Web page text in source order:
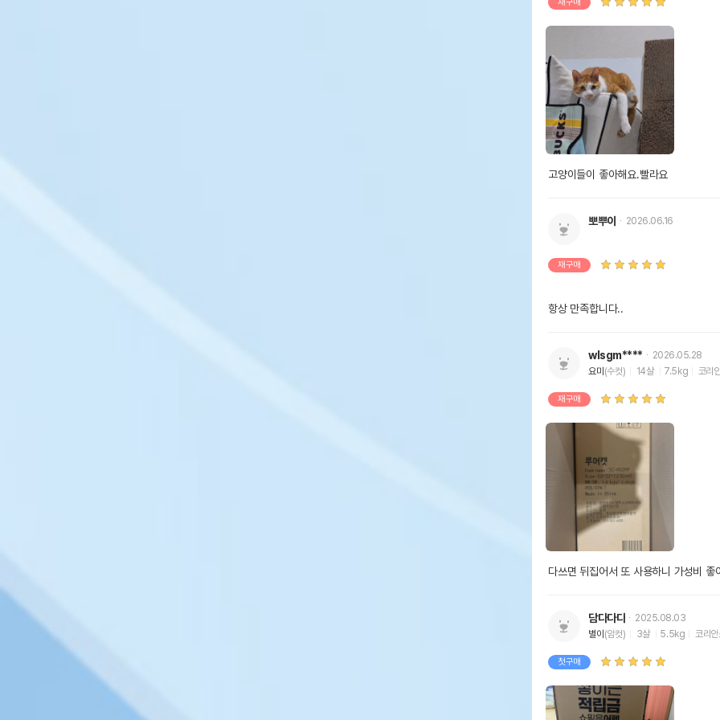
고양이들이 좋아해요.빨라요
뽀뿌이 2026.06.16
재구매
항상 만족합니다..
wlsgm****
2026.05.28
요미(수컷) 14살 7.5kg 코리
재구매
다쓰면 뒤집어서 또 사용하니 가성비 좋
담다다다
2025.08.03
별이(암컷) 3살 5.5kg 코리
첫구매